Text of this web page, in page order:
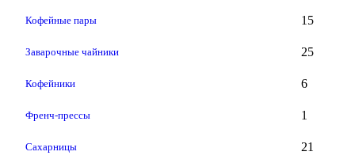
Кофейные пары 15
Заварочные чайники 25
Кофейники 6
Френч-прессы 1
Сахарницы 21